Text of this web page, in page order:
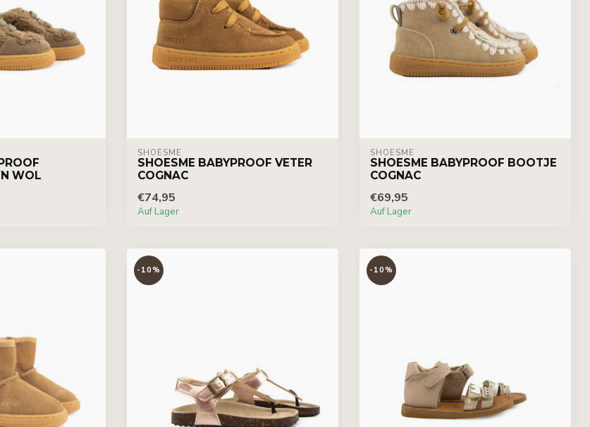
WOL
SHOESME
SHOESME BABYPROOF VETER
COGNAC
€74,95
Auf Lager
SHOESME
SHOESME BABYPROOF BOOTJE
COGNAC
€69,95
Auf Lager
-10% -10%